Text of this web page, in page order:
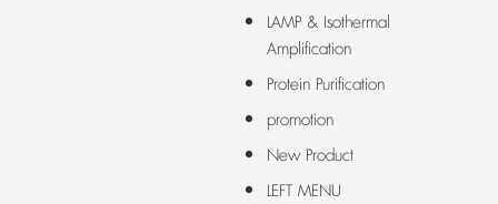
LAMP & Isothermal
Amplification
Protein Purification
promotion
New Product
LEFT MENU